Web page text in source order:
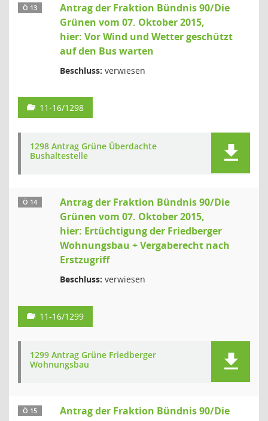
Ö 13
Antrag der Fraktion Bündnis 90/Die
Grünen vom 07. Oktober 2015,
hier: Vor Wind und Wetter geschützt
auf den Bus warten
Beschluss: verwiesen
11-16/1298
1298 Antrag Grüne Überdachte
Bushaltestelle
Ö 14
Antrag der Fraktion Bündnis 90/Die
Grünen vom 07. Oktober 2015,
hier: Ertüchtigung der Friedberger
Wohnungsbau + Vergaberecht nach
Erstzugriff
Beschluss: verwiesen
11-16/1299
1299 Antrag Grüne Friedberger
Wohnungsbau
Ö 15
Antrag der Fraktion Bündnis 90/Die